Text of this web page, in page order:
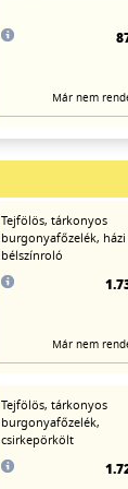
Már nem
Tejfölös, tárkonyos
burgonyafőzelék, házi
bélszínroló
Már nem
Tejfölös, tárkonyos
burgonyafőzelék,
csirkepörkölt